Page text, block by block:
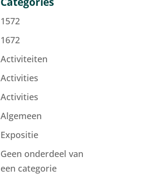
1572
1672
Activiteiten
Activities
Activities
Algemeen
Expositie
Geen onderdeel van
een categorie